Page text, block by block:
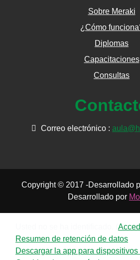
Sobre Meraki
¿Cómo
Diplomas
Capacitaciones
Consultas
Correo electrónico :
Copyright © 2017 -Desarrollado
Desarrollado por
Resumen de retención de datos
Descargar la app para